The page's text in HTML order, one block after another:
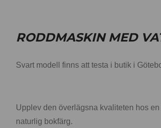
RODDMASKIN MED
Svart modell finns att testa i butik i
Upplev den överlägsna kvaliteten hos
naturlig bokfärg.